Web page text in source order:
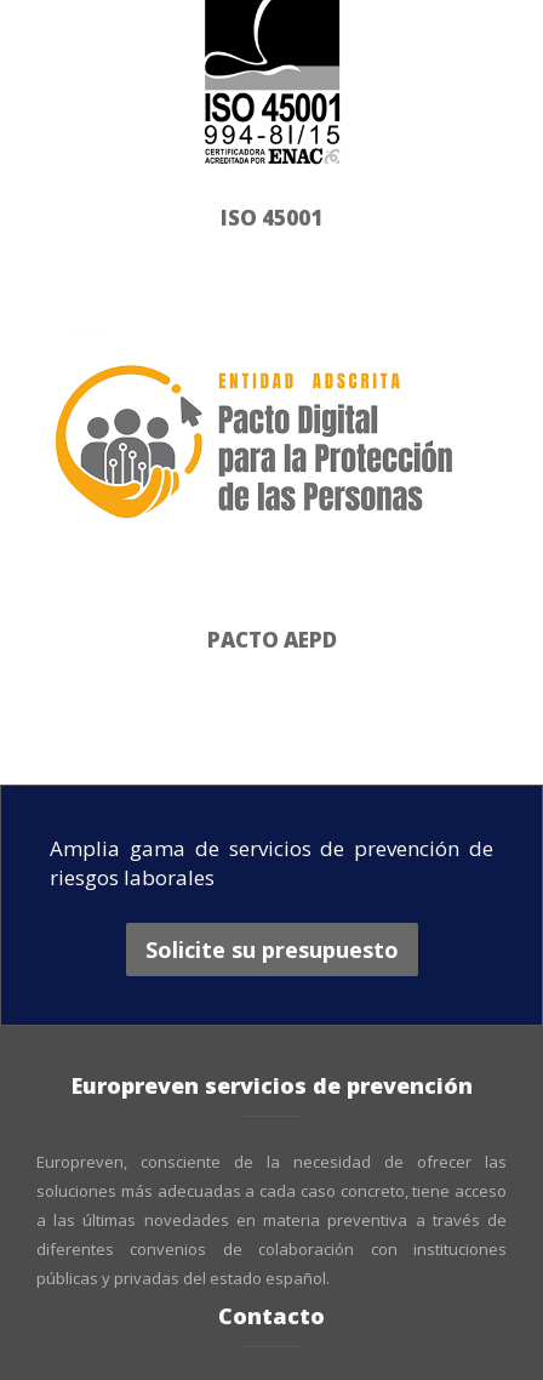
ISO 45001
PACTO AEPD
Amplia gama de servicios de prevención de
riesgos laborales
Solicite su presupuesto
Europreven servicios de prevención
Europreven, consciente de la necesidad de ofrecer las
soluciones más adecuadas a cada caso concreto, tiene acceso
a las últimas novedades en materia preventiva a través de
diferentes convenios de colaboración con instituciones
públicas y privadas del estado español.
Contacto